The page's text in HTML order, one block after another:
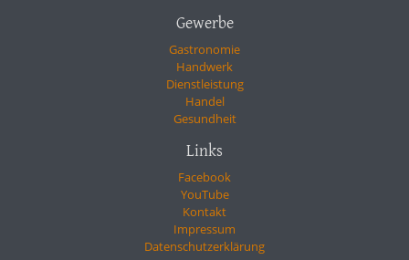
Gewerbe
Gastronomie
Handwerk
Dienstleistung
Handel
Gesundheit
Links
Facebook
YouTube
Kontakt
Impressum
Datenschutzerklärung